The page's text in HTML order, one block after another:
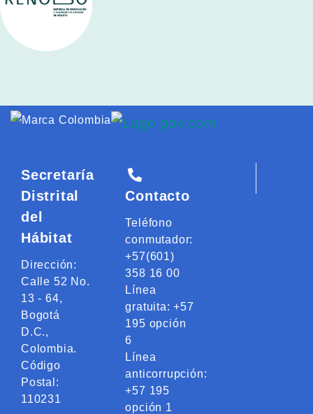
Secretaría
Distrital
del
Hábitat
Dirección:
Calle 52 No.
13 - 64,
Bogotá
D.C.,
Colombia.
Código
Postal:
110231
Contacto
Teléfono
conmutador:
+57(601)
358 16 00
Línea
gratuita: +57
195 opción
6
Línea
anticorrupción:
+57 195
opción 1
Logo marca Colombia